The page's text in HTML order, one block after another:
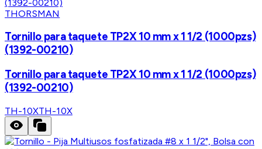
THORSMAN
Tornillo para taquete TP2X 10 mm x 1 1/2 (1000pzs)
(1392-00210)
Tornillo para taquete TP2X 10 mm x 1 1/2 (1000pzs)
(1392-00210)
TH-10XTH-10X